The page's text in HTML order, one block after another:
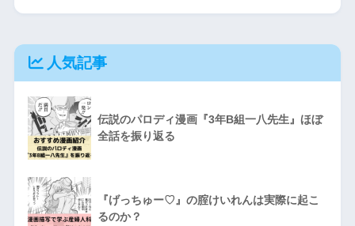
人気記事
伝説のパロディ漫画『3年B組一八先生』ほぼ
全話を振り返る
『げっちゅー♡』の腟けいれんは実際に起こ
るのか？